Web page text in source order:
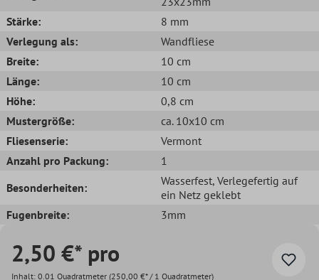
Stärke:
8 mm
Verlegung als:
Wandfliese
Breite:
10 cm
Länge:
10 cm
Höhe:
0,8 cm
Mustergröße:
ca. 10x10 cm
Fliesenserie:
Vermont
Anzahl pro Packung:
1
Besonderheiten:
Wasserfest, Verlegefertig auf
ein Netz geklebt
Fugenbreite:
3mm
2,50 €* pro
Inhalt: 0.01 Quadratmeter (250,00 €* / 1 Quadratmeter)